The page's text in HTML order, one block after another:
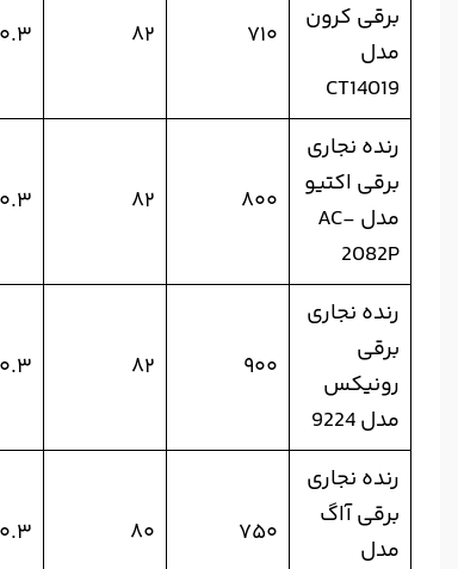
برقی کرون
مدل
CT14019
۷۱۰ ۸۲ ۰.۳
رنده نجاری
برقی اکتیو
مدل AC-
2082P
۸۰۰ ۸۲ ۰.۳
رنده نجاری
برقی
رونیکس
مدل 9224
۹۰۰ ۸۲ ۰.۳
رنده نجاری
برقی آاگ
مدل
۷۵۰ ۸۰ ۰.۳